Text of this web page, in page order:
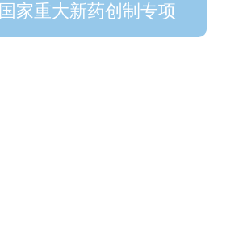
国家重大新药创制专项